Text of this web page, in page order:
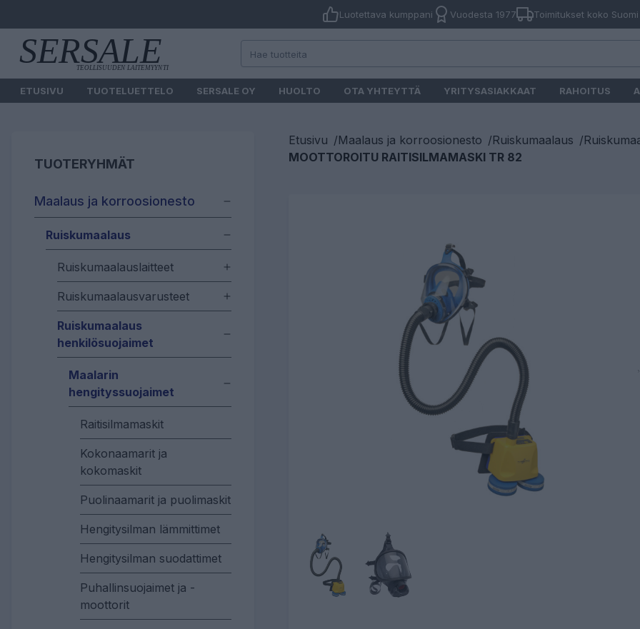
Luotettava kumppani Vuodesta 1977 Toimitukset koko Suomi
ETUSIVU TUOTELUETTELO SERSALE OY HUOLTO OTA YHTEYTTÄ YRITYSASIAKKAAT RAHOITUS
TUOTERYHMÄT
Maalaus ja korroosionesto
Ruiskumaalaus
Ruiskumaalauslaitteet
Ruiskumaalausvarusteet
Ruiskumaalaus
henkilösuojaimet
Maalarin
hengityssuojaimet
Raitisilmamaskit
Kokonaamarit ja
kokomaskit
Puolinaamarit ja puolimaskit
Hengitysilman lämmittimet
Hengitysilman suodattimet
Puhallinsuojaimet ja -
moottorit
Etusivu /Maalaus ja korroosionesto /Ruiskumaalaus /
MOOTTOROITU RAITISILMAMASKI TR 82